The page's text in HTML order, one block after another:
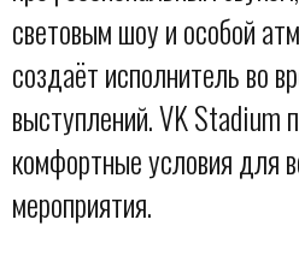
световым шоу и особой
создаёт исполнитель во
выступлений. VK Stadium
комфортные условия для
мероприятия.